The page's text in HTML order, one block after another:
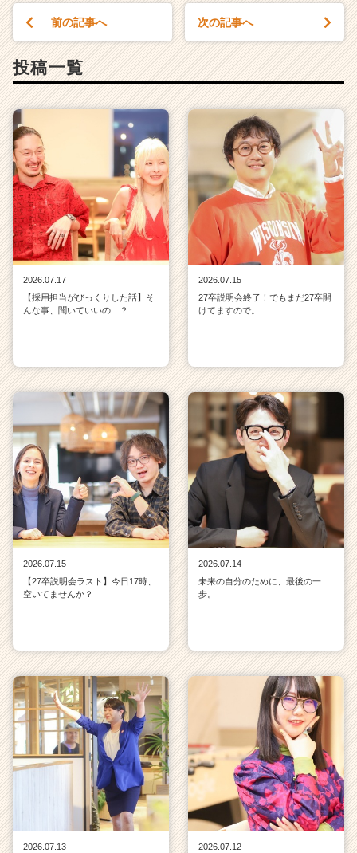
前の記事へ 次の記事へ
投稿一覧
2026.07.17
【採用担当がびっくりした話】そ
んな事、聞いていいの…？
2026.07.15
27卒説明会終了！でもまだ27卒開
けてますので。
2026.07.15
【27卒説明会ラスト】今日17時、
空いてませんか？
2026.07.14
未来の自分のために、最後の一
歩。
2026.07.13
2026.07.12